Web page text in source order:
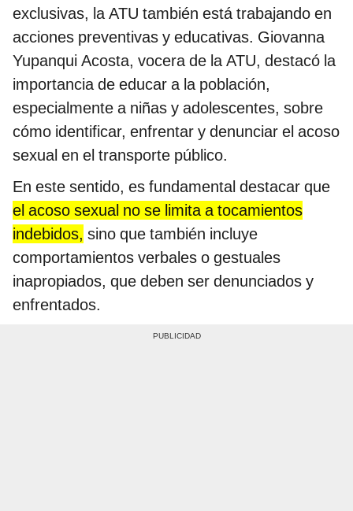
exclusivas, la ATU también está trabajando en
acciones preventivas y educativas. Giovanna
Yupanqui Acosta, vocera de la ATU, destacó la
importancia de educar a la población,
especialmente a niñas y adolescentes, sobre
cómo identificar, enfrentar y denunciar el acoso
sexual en el transporte público.
En este sentido, es fundamental destacar que
el acoso sexual no se limita a tocamientos
indebidos, sino que también incluye
comportamientos verbales o gestuales
inapropiados, que deben ser denunciados y
enfrentados.